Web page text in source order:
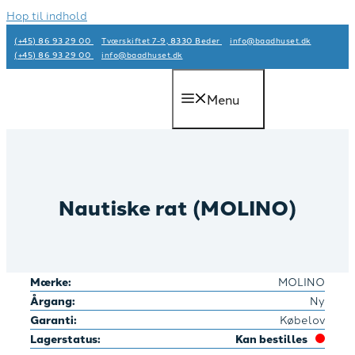
Hop til indhold
(+45) 86 93 29 00 Tværskiftet 7-9, 8330 Beder
info@baadhuset.dk​
(+45) 86 93 29 00
info@baadhuset.dk​
Menu
Nautiske rat (MOLINO)
Mærke: MOLINO
Årgang: Ny
Garanti: Købelov
Lagerstatus: Kan bestilles